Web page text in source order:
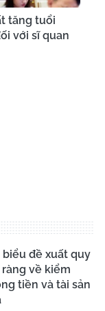
tăng tuổi
với sĩ quan
đề xuất quy
về kiểm
tiền và tài sản